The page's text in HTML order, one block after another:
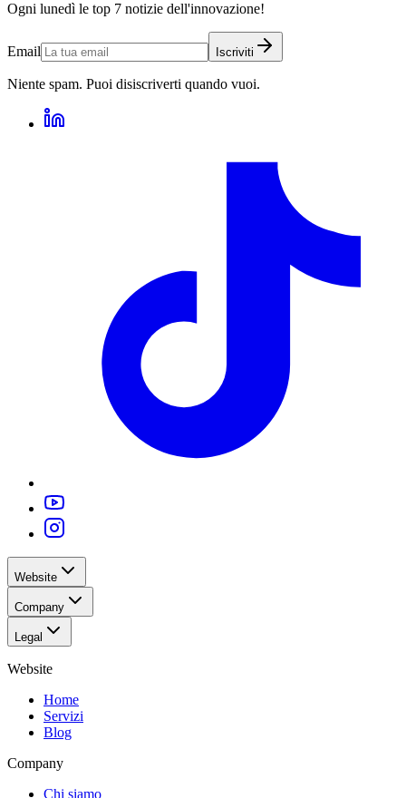
Ogni lunedì le top 7 notizie dell'innovazione!
Email Iscriviti
Niente spam. Puoi disiscriverti quando vuoi.
Website
Company
Legal
Website
Home
Servizi
Blog
Company
Chi siamo